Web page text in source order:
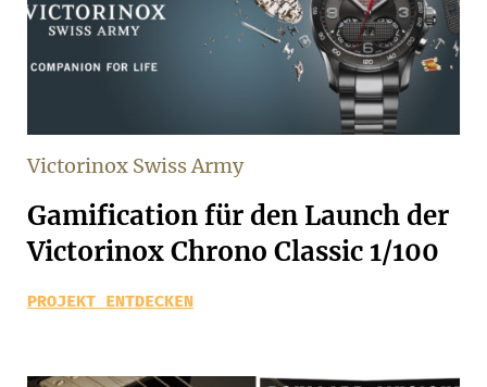
Victorinox Swiss Army
Gamification für den Launch der
Victorinox Chrono Classic 1/100
PROJEKT ENTDECKEN